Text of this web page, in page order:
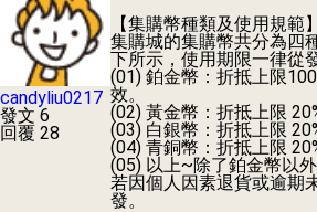
candyliu0217
發文 6
回覆 28
【集購幣種類及使用規範】
集購城的集購幣共分為四
下所示，使用期限一律從
(01) 鉑金幣：折抵上限
效。
(02) 黃金幣：折抵上限
(03) 白銀幣：折抵上限
(04) 青銅幣：折抵上限
(05) 以上~除了鉑金幣以
若因個人因素退貨或逾期
發。